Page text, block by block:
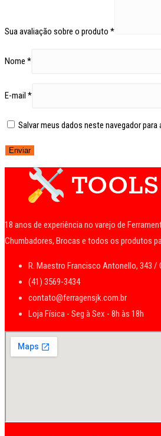
Sua avaliação sobre o produto *
Nome *
E-mail *
Salvar meus dados neste navegador
18 anos de experiência no varejo de
Chumbadores, Brocas e todos os produtos
R. Maestro Francisco Antonello, 343 /
(41) 3569-3434
contato@ferragensjk.com.br
Loja Física - Seg à Sex - 8h às 18h